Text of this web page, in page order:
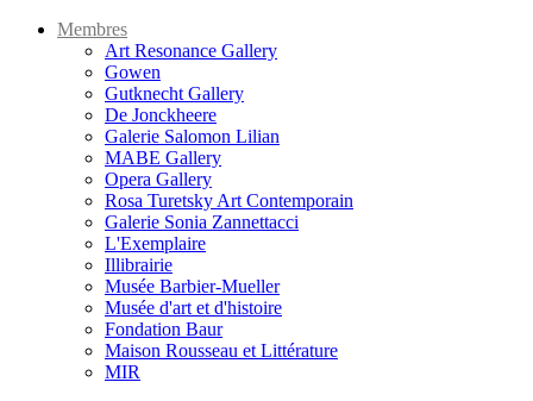
Membres
Art Resonance Gallery
Gowen
Gutknecht Gallery
De Jonckheere
Galerie Salomon Lilian
MABE Gallery
Opera Gallery
Rosa Turetsky Art Contemporain
Galerie Sonia Zannettacci
L'Exemplaire
Illibrairie
Musée Barbier-Mueller
Musée d'art et d'histoire
Fondation Baur
Maison Rousseau et Littérature
MIR